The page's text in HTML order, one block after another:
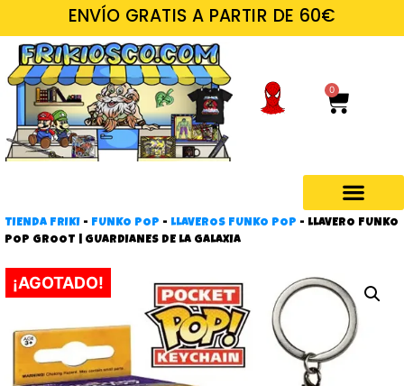
ENVÍO GRATIS A PARTIR DE 60€
0
TIENDA FRIKI - FUNKO POP - LLAVEROS FUNKO POP - LLAVERO FUNKO
POP GROOT | GUARDIANES DE LA GALAXIA
¡AGOTADO!